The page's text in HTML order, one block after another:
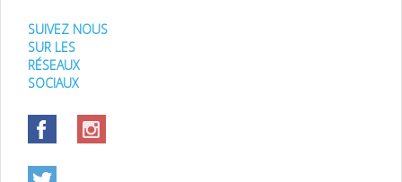
SUIVEZ NOUS
SUR LES
RÉSEAUX
SOCIAUX